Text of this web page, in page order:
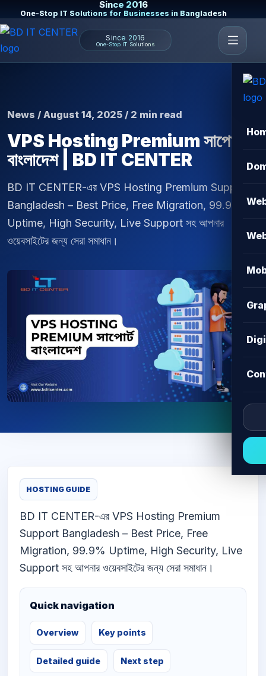
Since 2016
One-Stop IT Solutions for Businesses in Bangladesh
Since 2016
One-Stop IT Solutions
News / August 14, 2025 / 2 min read
VPS Hosting Premium সাপোর্ট
বাংলাদেশ | BD IT CENTER
BD IT CENTER-এর VPS Hosting Premium Support
Bangladesh – Best Price, Free Migration, 99.9%
Uptime, High Security, Live Support সহ আপনার
ওয়েবসাইটের জন্য সেরা সমাধান।
HOSTING GUIDE
BD IT CENTER-এর VPS Hosting Premium
Support Bangladesh – Best Price, Free
Migration, 99.9% Uptime, High Security, Live
Support সহ আপনার ওয়েবসাইটের জন্য সেরা সমাধান।
Quick navigation
Overview Key points
Detailed guide Next step